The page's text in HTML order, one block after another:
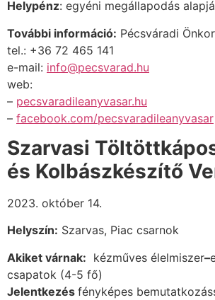
Helypénz: egyéni megállapodás
További információ: Pécsváradi
tel.: +36 72 465 141
e-mail: info@pecsvarad.hu
web:
– pecsvaradileanyvasar.hu
– facebook.com/pecsvaradileanyvasar
Szarvasi
és Kolbászkészítő
2023. október 14.
Helyszín: Szarvas, Piac csarnok
Akiket várnak: kézműves élelmiszer–
csapatok (4-5 fő)
Jelentkezés fényképes